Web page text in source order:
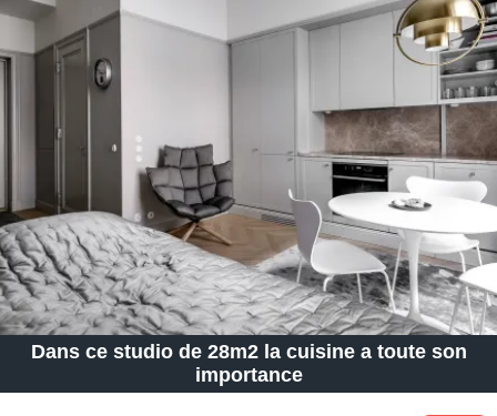
Dans ce studio de 28m2 la cuisine a toute son
importance